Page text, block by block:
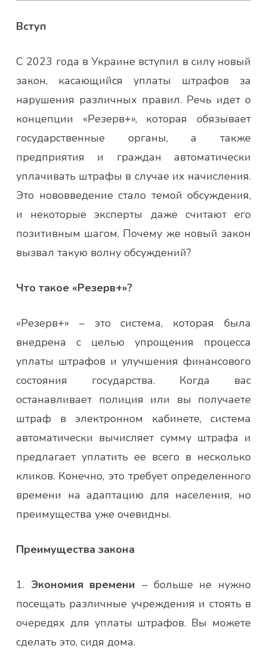
Вступ
С 2023 года в Украине вступил в силу новый
закон, касающийся уплаты штрафов за
нарушения различных правил. Речь идет о
концепции «Резерв+», которая обязывает
государственные органы, а также
предприятия и граждан автоматически
уплачивать штрафы в случае их начисления.
Это нововведение стало темой обсуждения,
и некоторые эксперты даже считают его
позитивным шагом. Почему же новый закон
вызвал такую волну обсуждений?
Что такое «Резерв+»?
«Резерв+» – это система, которая была
внедрена с целью упрощения процесса
уплаты штрафов и улучшения финансового
состояния государства. Когда вас
останавливает полиция или вы получаете
штраф в электронном кабинете, система
автоматически вычисляет сумму штрафа и
предлагает уплатить ее всего в несколько
кликов. Конечно, это требует определенного
времени на адаптацию для населения, но
преимущества уже очевидны.
Преимущества закона
1. Экономия времени – больше не нужно
посещать различные учреждения и стоять в
очередях для уплаты штрафов. Вы можете
сделать это, сидя дома.